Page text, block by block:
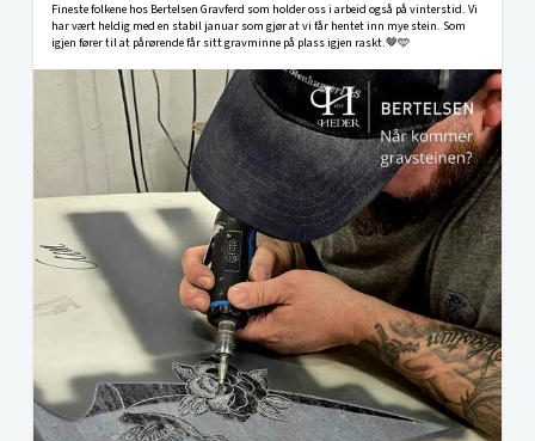
Fineste folkene hos Bertelsen Gravferd som holder oss i arbeid også på vinterstid. Vi
har vært heldig med en stabil januar som gjør at vi får hentet inn mye stein. Som
igjen fører til at pårørende får sitt gravminne på plass igjen raskt.🤎🩵